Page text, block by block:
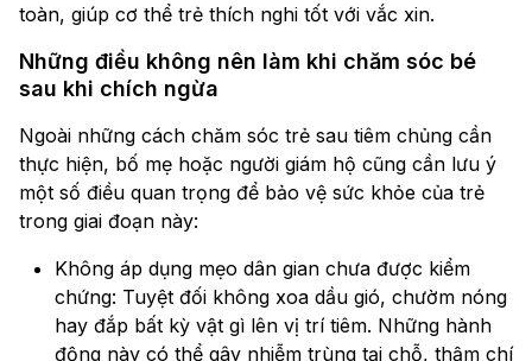
toàn, giúp cơ thể trẻ thích nghi tốt với vắc xin.
Những điều không nên làm khi chăm sóc bé
sau khi chích ngừa
Ngoài những cách chăm sóc trẻ sau tiêm chủng cần
thực hiện, bố mẹ hoặc người giám hộ cũng cần lưu ý
một số điều quan trọng để bảo vệ sức khỏe của trẻ
trong giai đoạn này:
Không áp dụng mẹo dân gian chưa được kiểm
chứng: Tuyệt đối không xoa dầu gió, chườm nóng
hay đắp bất kỳ vật gì lên vị trí tiêm. Những hành
động này có thể gây nhiễm trùng tại chỗ, thậm chí